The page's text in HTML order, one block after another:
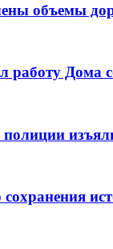
объемы
работу Дома
полиции